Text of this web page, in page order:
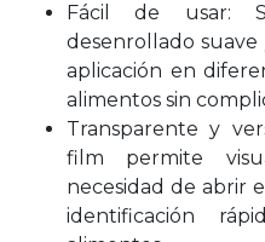
Fácil de usar:
desenrollado
aplicación en
alimentos sin
Transparente y
film permite
necesidad de abrir
identificación